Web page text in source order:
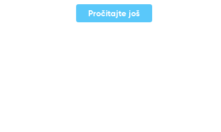
Pročitajte još